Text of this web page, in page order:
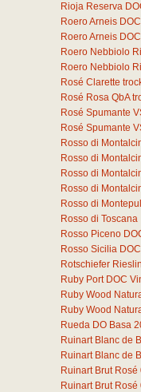
Rioja Reserva
Roero Arneis
Roero Arneis
Roero Nebbiolo
Roero Nebbiolo
Rosé Clarette
Rosé Rosa QbA
Rosé Spumante
Rosé Spumante
Rosso di
Rosso di
Rosso di
Rosso di
Rosso di
Rosso di Toscana
Rosso Piceno
Rosso Sicilia
Rotschiefer
Ruby Port DOC
Ruby Wood
Ruby Wood
Rueda DO Basa
Ruinart Blanc de
Ruinart Blanc de
Ruinart Brut Rosé
Ruinart Brut Rosé